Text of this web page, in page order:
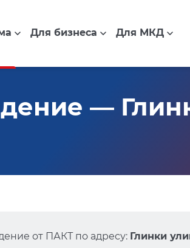
Для бизнеса Для МКД
—
от ПАКТ по адресу: Глинки